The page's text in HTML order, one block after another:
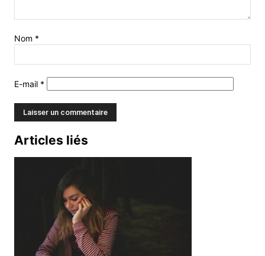
Nom *
E-mail *
Articles liés